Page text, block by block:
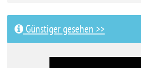
Günstiger gesehen >>